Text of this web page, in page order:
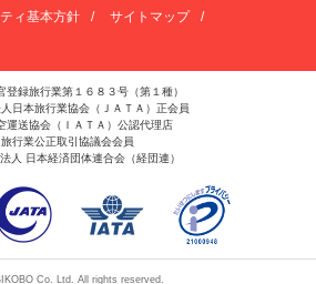
ィ基本方針 サイトマップ
登録旅行業第１６８３号（第１種）
日本旅行業協会（ＪＡＴＡ）正会員
運送協会（ＩＡＴＡ）公認代理店
旅行業公正取引協議会会員
人 日本経済団体連合会（経団連）
Co. Ltd. All rights reserved.